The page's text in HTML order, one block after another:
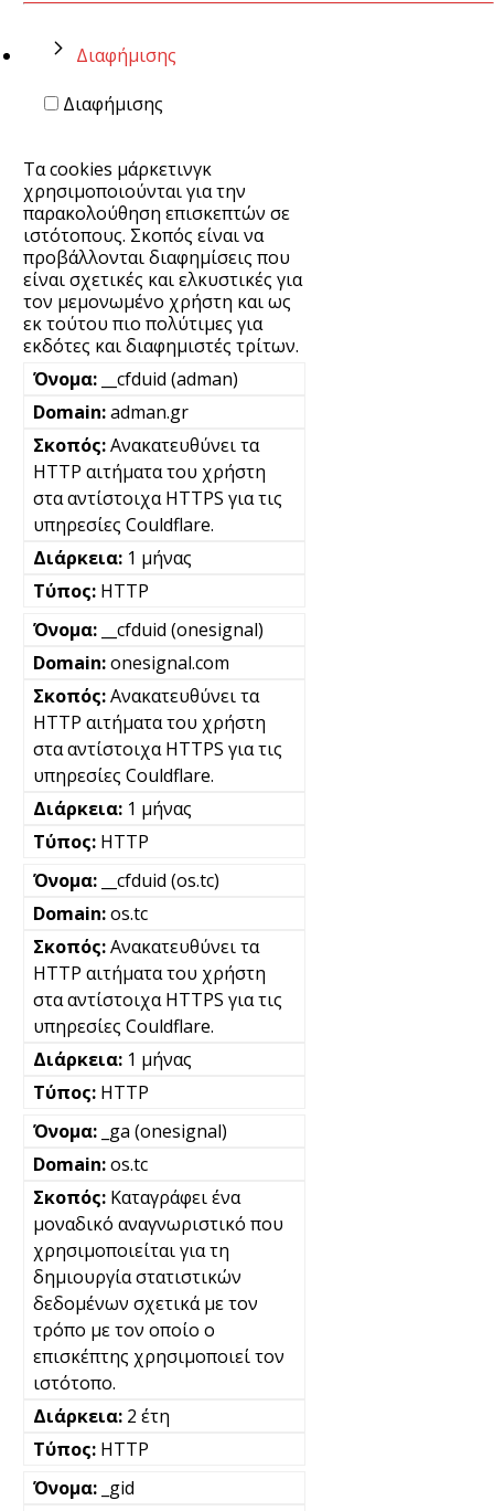
Διαφήμισης
Διαφήμισης
Τα cookies μάρκετινγκ
χρησιμοποιούνται για την
παρακολούθηση επισκεπτών σε
ιστότοπους. Σκοπός είναι να
προβάλλονται διαφημίσεις που
είναι σχετικές και ελκυστικές για
τον μεμονωμένο χρήστη και ως
εκ τούτου πιο πολύτιμες για
εκδότες και διαφημιστές τρίτων.
__cfduid (adman)
adman.gr
Ανακατευθύνει τα
HTTP αιτήματα του χρήστη
στα αντίστοιχα HTTPS για τις
υπηρεσίες Couldflare.
1 μήνας
HTTP
__cfduid (onesignal)
onesignal.com
Ανακατευθύνει τα
HTTP αιτήματα του χρήστη
στα αντίστοιχα HTTPS για τις
υπηρεσίες Couldflare.
1 μήνας
HTTP
__cfduid (os.tc)
os.tc
Ανακατευθύνει τα
HTTP αιτήματα του χρήστη
στα αντίστοιχα HTTPS για τις
υπηρεσίες Couldflare.
1 μήνας
HTTP
_ga (onesignal)
os.tc
Καταγράφει ένα
μοναδικό αναγνωριστικό που
χρησιμοποιείται για τη
δημιουργία στατιστικών
δεδομένων σχετικά με τον
τρόπο με τον οποίο ο
επισκέπτης χρησιμοποιεί τον
ιστότοπο.
2 έτη
HTTP
_gid